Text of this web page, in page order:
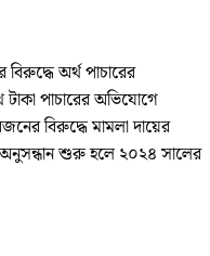
অর্থ পাচারের
পাচারের অভিযোগে
বিরুদ্ধে মামলা দায়ের
অনুসন্ধান শুরু হলে ২০২৪ সালের